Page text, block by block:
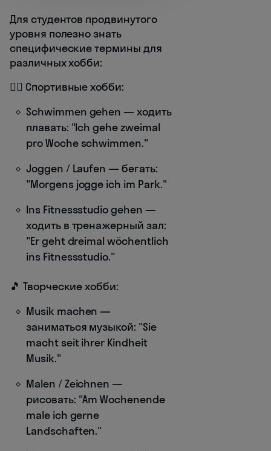
Для студентов продвинутого
уровня полезно знать
специфические термины для
различных хобби:
🏊‍♂️ Спортивные хобби:
Schwimmen gehen — ходить
плавать: "Ich gehe zweimal
pro Woche schwimmen."
Joggen / Laufen — бегать:
"Morgens jogge ich im Park."
Ins Fitnessstudio gehen —
ходить в тренажерный зал:
"Er geht dreimal wöchentlich
ins Fitnessstudio."
🎵 Творческие хобби:
Musik machen —
заниматься музыкой: "Sie
macht seit ihrer Kindheit
Musik."
Malen / Zeichnen —
рисовать: "Am Wochenende
male ich gerne
Landschaften."